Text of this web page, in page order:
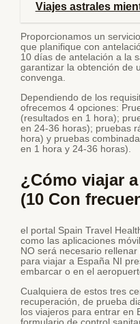
Viajes astrales
Proporcionamos un
que planifique con
10 días de antelación a la
garantizar la obtención de
convenga.
Dependiendo de los
ofrecemos 4 opciones:
(resultados en 1 hora);
en 24-36 horas); pruebas
hora) y pruebas
en 1 hora y 24-36 horas).
¿Cómo viajar
(10 Con
el portal Spain Travel
como las aplicaciones
NO será necesario
para viajar a España NI
embarcar o en el
Cualquiera de estos tres
recuperación, de prueba
los viajeros para entrar en